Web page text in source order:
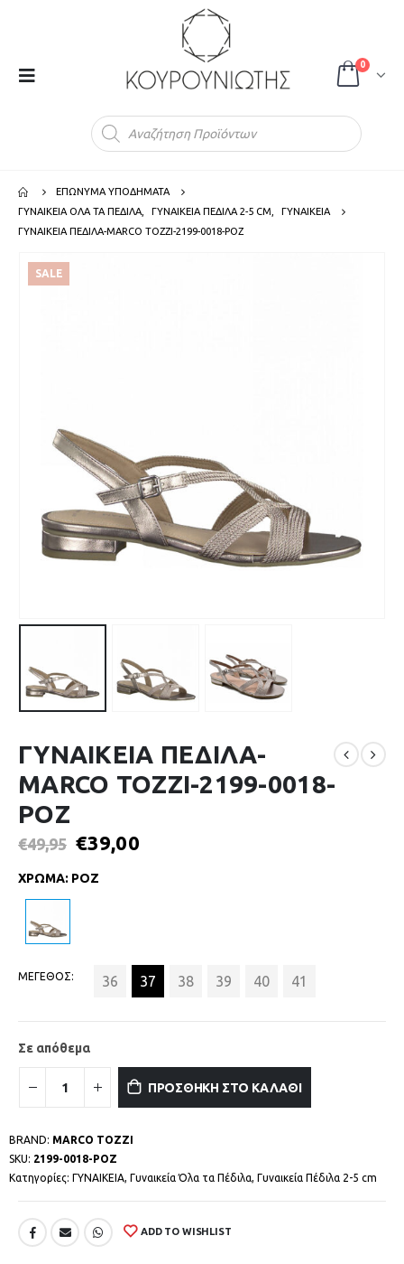
0
ΕΠΩΝΥΜΑ ΥΠΟΔΗΜΑΤΑ
ΓΥΝΑΙΚΕΙΑ ΟΛΑ ΤΑ ΠΕΔΙΛΑ
ΓΥΝΑΙΚΕΙΑ ΠΕΔΙΛΑ 2-5 CM
ΓΥΝΑΙΚΕΙΑ
ΓΥΝΑΙΚΕΙΑ ΠΕΔΙΛΑ-MARCO TOZZI-2199-0018-ΡΟΖ
SALE
ΓΥΝΑΙΚΕΙΑ ΠΕΔΙΛΑ-
MARCO TOZZI-2199-0018-
ΡΟΖ
€49,95 €39,00
ΧΡΩΜΑ: ΡΟΖ
ΜΕΓΕΘΟΣ 36 37 38 39 40 41
Σε απόθεμα
ΠΡΟΣΘΗΚΗ ΣΤΟ ΚΑΛΑΘΙ
BRAND: MARCO TOZZI
SKU: 2199-0018-ΡΟΖ
Κατηγορίες: ΓΥΝΑΙΚΕΙΑ, Γυναικεία Όλα τα Πέδιλα, Γυναικεία Πέδιλα 2-5 cm
ADD TO WISHLIST